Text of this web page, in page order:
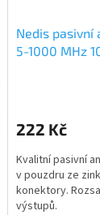
Nedis pasivní
5-1000 MHz
222 Kč
Kvalitní pasivní
v pouzdru ze
konektory.
výstupů.